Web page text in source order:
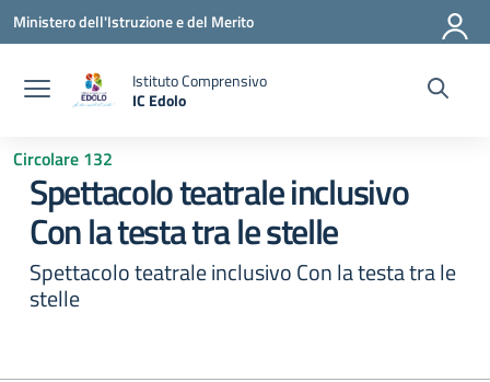
Vai ai contenuti
Vai al menu di navigazione
Vai al footer
Ministero dell'Istruzione e del Merito
Istituto Comprensivo
IC Edolo
Circolare 132
Spettacolo teatrale inclusivo
Con la testa tra le stelle
Spettacolo teatrale inclusivo Con la testa tra le
stelle